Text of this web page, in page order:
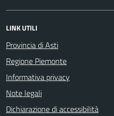
LINK UTILI
Provincia di Asti
Regione Piemonte
Informativa privacy
Note legali
Dichiarazione di accessibilità